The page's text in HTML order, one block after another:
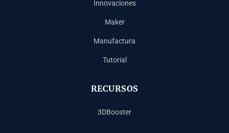
Innovaciones
Maker
Manufactura
Tutorial
RECURSOS
3DBooster